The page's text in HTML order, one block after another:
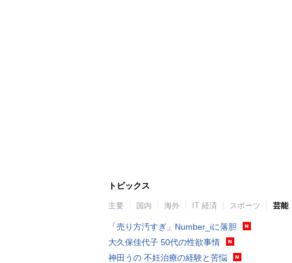
トピックス
主要 国内 海外 IT 経済 スポーツ 芸能
「売り方汚すぎ」Number_iに落胆
大久保佳代子 50代の性欲事情
神田うの 不妊治療の経験と苦悩